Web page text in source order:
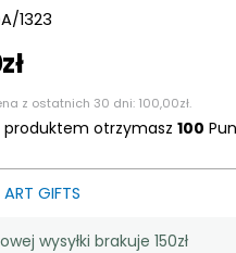
1323
zł
z ostatnich 30 dni: 100,00zł.
produktem otrzymasz 100
GIFTS
wysyłki brakuje 150zł